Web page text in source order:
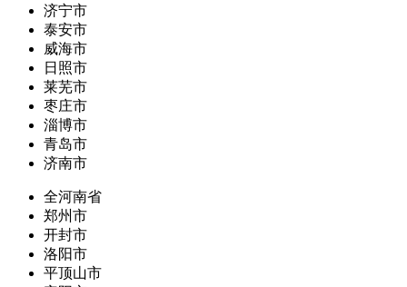
济宁市
泰安市
威海市
日照市
莱芜市
枣庄市
淄博市
青岛市
济南市
全河南省
郑州市
开封市
洛阳市
平顶山市